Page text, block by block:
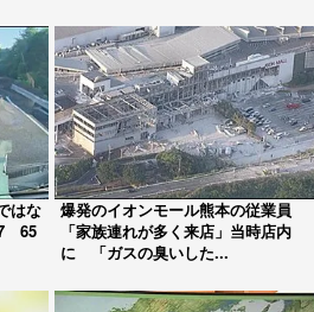
はな
7 65
爆発のイオンモール熊本の従業員
「家族連れが多く来店」当時店内
に 「ガスの臭いした...